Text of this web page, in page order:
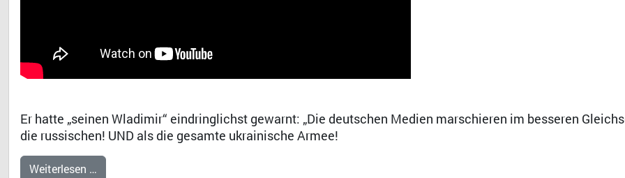
Er hatte „seinen Wladimir“ eindringlichst gewarnt: „Die deutschen Medien marschieren im besseren
die russischen! UND als die gesamte ukrainische Armee!
Weiterlesen …